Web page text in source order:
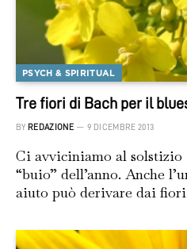
PSYCH & SPIRITUAL
Tre fiori di Bach per il
BY REDAZIONE 9 DICEMBRE 2013
Ci avviciniamo al
“buio” dell’anno. Anche
aiuto può derivare dai